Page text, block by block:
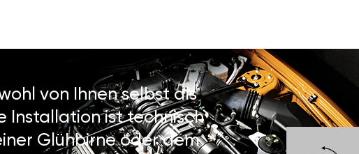
von Ihnen selbst als
Installation ist technisch
Glühbirne oder dem